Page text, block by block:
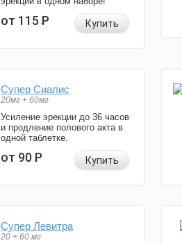
от 115Р Купить
Супер Сиалис
20мг + 60мг
Усиление эрекции до 36 часов
и продление полового акта в
одной таблетке.
от 90Р Купить
Супер Левитра
20 + 60 мг